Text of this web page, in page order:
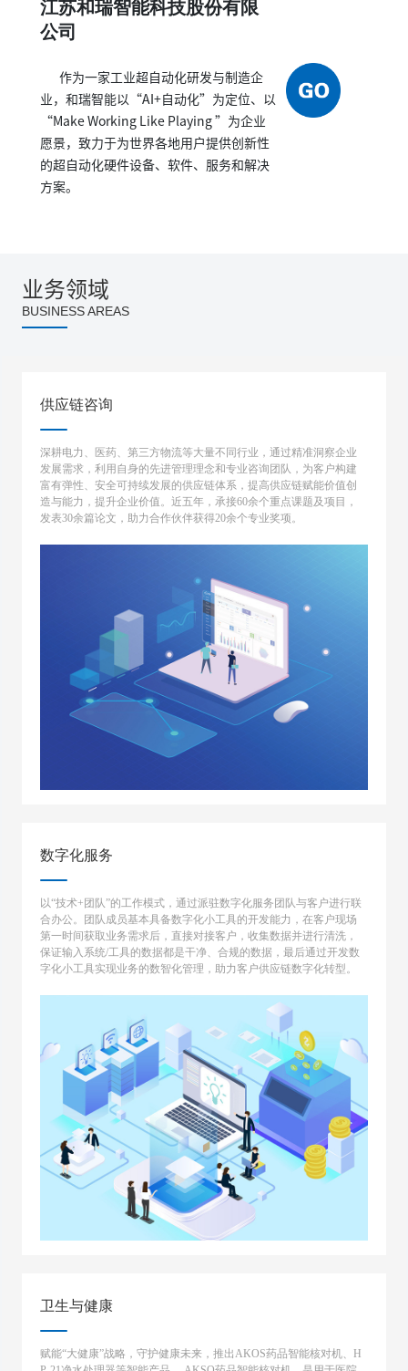
江苏和瑞智能科技股份有限
公司
作为一家工业超自动化研发与制造企
业，和瑞智能以“AI+自动化”为定位、以
“Make Working Like Playing ”为企业
愿景，致力于为世界各地用户提供创新性
的超自动化硬件设备、软件、服务和解决
方案。
业务领域
BUSINESS AREAS
供应链咨询
深耕电力、医药、第三方物流等大量不同行业，通过精准洞察企业
发展需求，利用自身的先进管理理念和专业咨询团队，为客户构建
富有弹性、安全可持续发展的供应链体系，提高供应链赋能价值创
造与能力，提升企业价值。近五年，承接60余个重点课题及项目，
发表30余篇论文，助力合作伙伴获得20余个专业奖项。
数字化服务
以“技术+团队”的工作模式，通过派驻数字化服务团队与客户进行联
合办公。团队成员基本具备数字化小工具的开发能力，在客户现场
第一时间获取业务需求后，直接对接客户，收集数据并进行清洗，
保证输入系统/工具的数据都是干净、合规的数据，最后通过开发数
字化小工具实现业务的数智化管理，助力客户供应链数字化转型。
卫生与健康
赋能“大健康”战略，守护健康未来，推出AKOS药品智能核对机、H